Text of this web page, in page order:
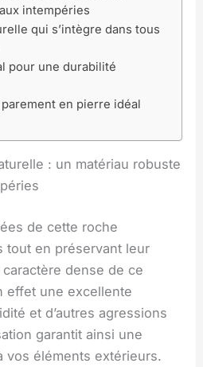
intempéries
qui s’intègre dans tous
pour une durabilité
en pierre idéal
: un matériau robuste
de cette roche
tout en préservant leur
dense de ce
effet une excellente
et d’autres agressions
garantit ainsi une
vos éléments extérieurs.